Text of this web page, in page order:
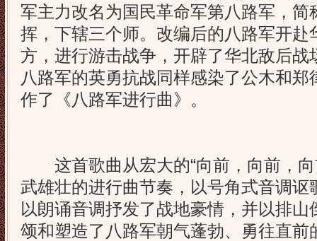
军主力改名为国民革命军第八路军，简
挥，下辖三个师。改编后的八路军开赴
方，进行游击战争，开辟了华北敌后战
八路军的英勇抗战同样感染了公木和
作了《八路军进行曲》。
这首歌曲从宏大的“向前，向前，向
武雄壮的进行曲节奏，以号角式音调讴
以朗诵音调抒发了战地豪情，并以排
颂和塑造了八路军朝气蓬勃、勇往直前